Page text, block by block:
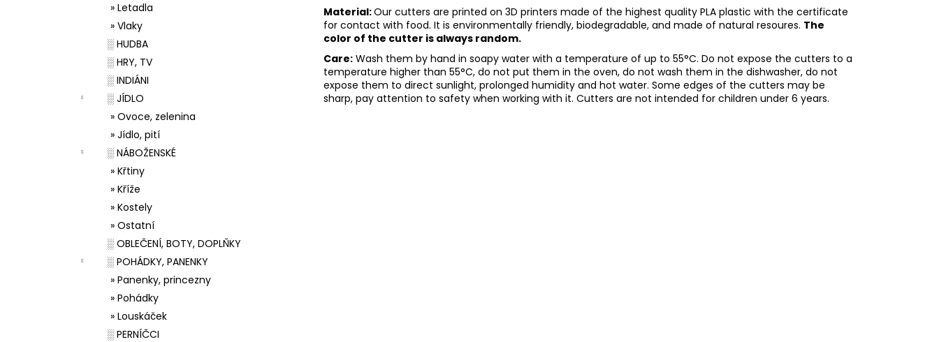
» Letadla
» Vlaky
░ HUDBA
░ HRY, TV
░ INDIÁNI
░ JÍDLO
» Ovoce, zelenina
» Jídlo, pití
░ NÁBOŽENSKÉ
» Křtiny
» Kříže
» Kostely
» Ostatní
░ OBLEČENÍ, BOTY, DOPLŇKY
░ POHÁDKY, PANENKY
» Panenky, princezny
» Pohádky
» Louskáček
░ PERNÍČCI
Material:Our cutters are printed on 3D printers made of the highest quality PLA plastic with the certificate
for contact with food. It is environmentally friendly, biodegradable, and made of natural resoures. The
color of the cutter is always random.
Care: Wash them by hand in soapy water with a temperature of up to 55°C. Do not expose the cutters to a
temperature higher than 55°C, do not put them in the oven, do not wash them in the dishwasher, do not
expose them to direct sunlight, prolonged humidity and hot water. Some edges of the cutters may be
sharp, pay attention to safety when working with it. Cutters are not intended for children under 6 years.